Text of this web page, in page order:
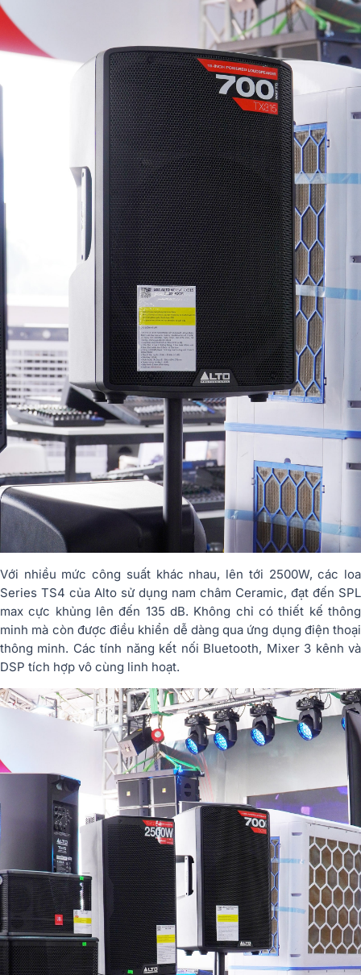
Với nhiều mức công suất khác nhau, lên tới 2500W, các loa
Series TS4 của Alto sử dụng nam châm Ceramic, đạt đến SPL
max cực khủng lên đến 135 dB. Không chỉ có thiết kế thông
minh mà còn được điều khiển dễ dàng qua ứng dụng điện thoại
thông minh. Các tính năng kết nối Bluetooth, Mixer 3 kênh và
DSP tích hợp vô cùng linh hoạt.